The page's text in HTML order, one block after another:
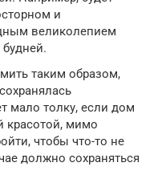
и
великолепием
таким образом,
мало толку, если дом
красотой, мимо
чтобы что-то не
должно сохраняться